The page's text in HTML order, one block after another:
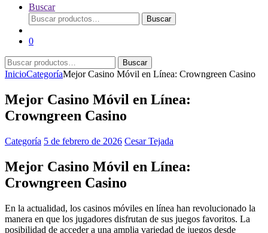
Buscar
Buscar
por:
Buscar
0
Buscar
por:
Buscar
InicioCategoríaMejor Casino Móvil en Línea: Crowngreen Casino
Mejor Casino Móvil en Línea:
Crowngreen Casino
Categoría 5 de febrero de 2026 Cesar Tejada
Mejor Casino Móvil en Línea:
Crowngreen Casino
En la actualidad, los casinos móviles en línea han revolucionado la
manera en que los jugadores disfrutan de sus juegos favoritos. La
posibilidad de acceder a una amplia variedad de juegos desde